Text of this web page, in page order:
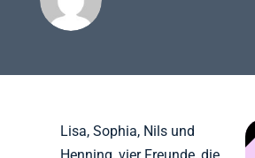
Lisa, Sophia, Nils und